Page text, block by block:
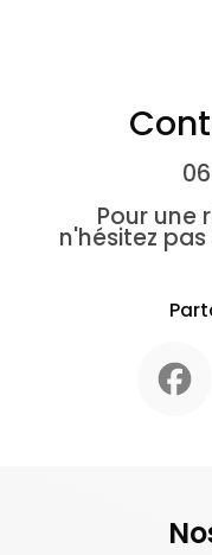
Pour une
n'hésitez pas